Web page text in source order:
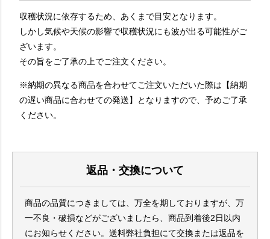
収穫状況に依存するため、あくまで目安となります。
しかし気候や天候の影響で収穫状況にも波が出る可能性がご
ざいます。
その旨をご了承の上でご注文ください。
※納期の異なる商品を合わせてご注文いただいた際は【納期
の遅い商品に合わせての発送】となりますので、予めご了承
ください。
返品・交換について
商品の品質につきましては、万全を期しておりますが、万
一不良・破損などがございましたら、商品到着後2日以内
にお知らせください。送料弊社負担にて交換または返品を